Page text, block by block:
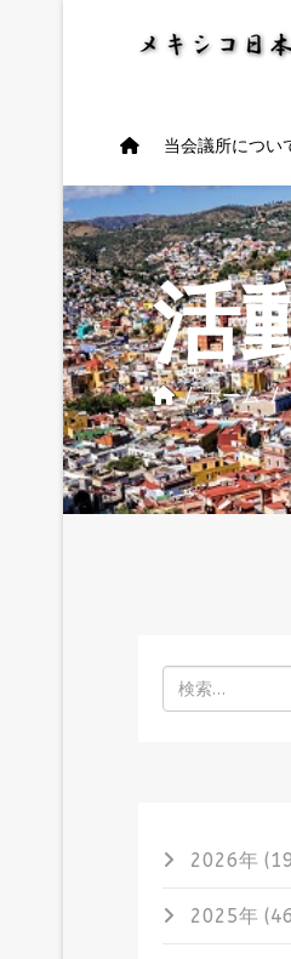
当会議所につい
活
ホーム
検索
2026年
2025年